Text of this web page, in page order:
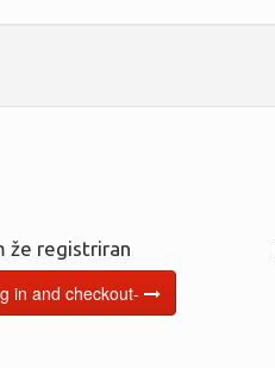
že registriran
in and checkout-